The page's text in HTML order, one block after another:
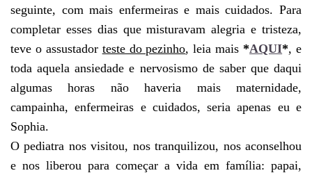
seguinte, com mais enfermeiras e mais cuidados. Para
completar esses dias que misturavam alegria e tristeza,
teve o assustador teste do pezinho, leia mais *AQUI*, e
toda aquela ansiedade e nervosismo de saber que daqui
algumas horas não haveria mais maternidade,
campainha, enfermeiras e cuidados, seria apenas eu e
Sophia.
O pediatra nos visitou, nos tranquilizou, nos aconselhou
e nos liberou para começar a vida em família: papai,